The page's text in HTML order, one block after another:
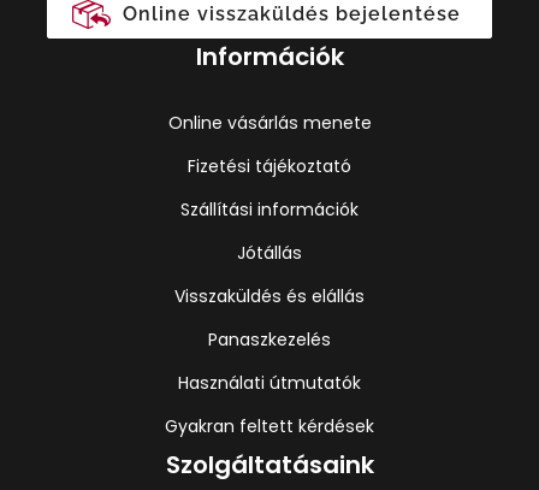
Online visszaküldés bejelentése
Információk
Online vásárlás menete
Fizetési tájékoztató
Szállítási információk
Jótállás
Visszaküldés és elállás
Panaszkezelés
Használati útmutatók
Gyakran feltett kérdések
Szolgáltatásaink